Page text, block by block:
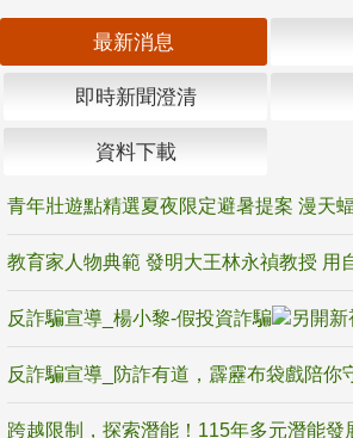
最新消息
即時新聞澄清
資料下載
反詐騙宣導_楊小黎-假投資詐騙